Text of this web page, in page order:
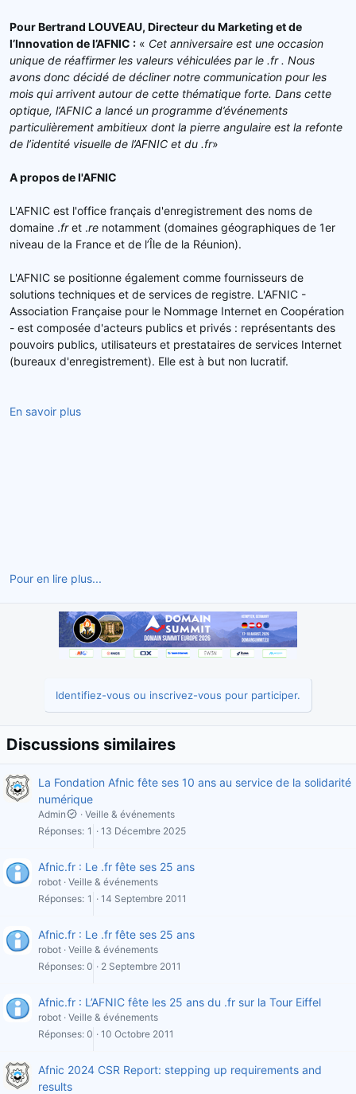
Pour Bertrand LOUVEAU, Directeur du Marketing et de
l’Innovation de l’AFNIC : « Cet anniversaire est une occasion
unique de réaffirmer les valeurs véhiculées par le .fr . Nous
avons donc décidé de décliner notre communication pour les
mois qui arrivent autour de cette thématique forte. Dans cette
optique, l’AFNIC a lancé un programme d’événements
particulièrement ambitieux dont la pierre angulaire est la refonte
de l’identité visuelle de l’AFNIC et du .fr»
A propos de l'AFNIC
L'AFNIC est l'office français d'enregistrement des noms de
domaine .fret .re notamment (domaines géographiques de 1er
niveau de la France et de l’Île de la Réunion).
L'AFNIC se positionne également comme fournisseurs de
solutions techniques et de services de registre. L'AFNIC -
Association Française pour le Nommage Internet en Coopération
- est composée d'acteurs publics et privés : représentants des
pouvoirs publics, utilisateurs et prestataires de services Internet
(bureaux d'enregistrement). Elle est à but non lucratif.
En savoir plus
Pour en lire plus...
Identifiez-vous ou inscrivez-vous pour participer.
Discussions similaires
La Fondation Afnic fête ses 10 ans au service de la solidarité
numérique
Admin
Veille & événements
Réponses 1 13 Décembre 2025
Afnic.fr : Le .fr fête ses 25 ans
robot Veille & événements
Réponses 1 14 Septembre 2011
Afnic.fr : Le .fr fête ses 25 ans
robot Veille & événements
Réponses 0 2 Septembre 2011
Afnic.fr : L’AFNIC fête les 25 ans du .fr sur la Tour Eiffel
robot Veille & événements
Réponses 0 10 Octobre 2011
Afnic 2024 CSR Report: stepping up requirements and
results